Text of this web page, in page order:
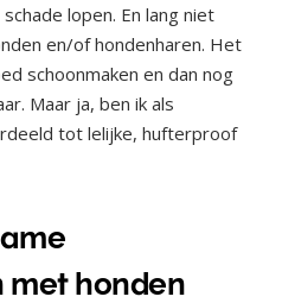
lopen. En lang niet
en/of hondenharen. Het
schoonmaken en dan nog
Maar ja, ben ik als
tot lelijke, hufterproof
met honden